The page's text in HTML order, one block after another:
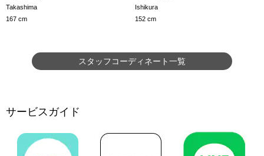
Takashima
167 cm
Ishikura
152 cm
スタッフコーディネート一覧
サービスガイド